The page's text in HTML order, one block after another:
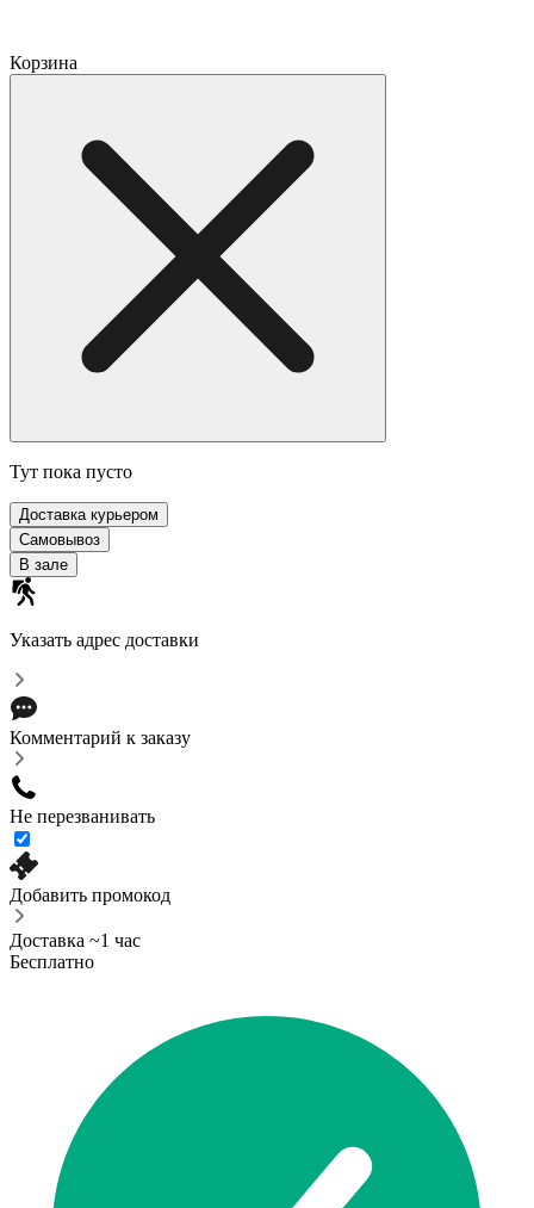
Корзина
Тут пока пусто
Доставка курьером
Самовывоз
В зале
Указать адрес доставки
Комментарий к заказу
Не перезванивать
Добавить промокод
Доставка ~1 час
Бесплатно